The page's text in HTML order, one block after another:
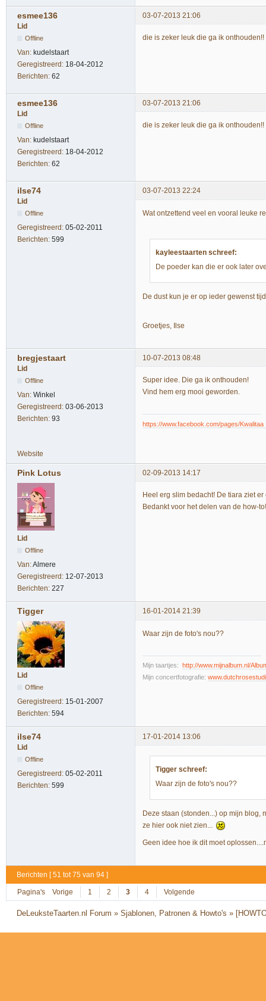
esmee136
03-07-2013 21:06
Lid
Offline
Van: kudelstaart
Geregistreerd: 18-04-2012
Berichten: 62
die is zeker leuk die ga ik onthouden!!
esmee136
03-07-2013 21:06
Lid
Offline
Van: kudelstaart
Geregistreerd: 18-04-2012
Berichten: 62
die is zeker leuk die ga ik onthouden!!
ilse74
03-07-2013 22:24
Lid
Offline
Geregistreerd: 05-02-2011
Berichten: 599
Wat ontzettend veel en vooral leuke
kayleestaarten schreef:
De poeder kan die er ook later
De dust kun je er op ieder gewenst
Groetjes, Ilse
bregjestaart
10-07-2013 08:48
Lid
Offline
Van: Winkel
Geregistreerd: 03-06-2013
Berichten: 93
Super idee. Die ga ik onthouden!
Vind hem erg mooi geworden.
https://www.facebook.com/pages/
Website
Pink Lotus 02-09-2013 14:17
Lid
Offline
Van:Almere
Geregistreerd: 12-07-2013
Berichten: 227
Heel erg slim bedacht! De tiara ziet er
Bedankt voor het delen van de how-
Tigger 16-01-2014 21:39
Lid
Offline
Geregistreerd: 15-01-2007
Berichten: 594
Waar zijn de foto's nou??
Mijn taartjes: http://www.mijnalbum.nl/
Mijn concertfotografie:
ilse74
17-01-2014 13:06
Lid
Offline
Geregistreerd: 05-02-2011
Berichten: 599
Tigger schreef:
Waar zijn de foto's nou??
Deze staan (stonden...) op mijn blog,
ze hier ook niet zien...
Geen idee hoe ik dit moet
Berichten [ 51 tot 75 van 94 ]
Pagina's Vorige 1 2 3 4 Volgende
DeLeuksteTaarten.nl Forum »Sjablonen, Patronen & Howto's »